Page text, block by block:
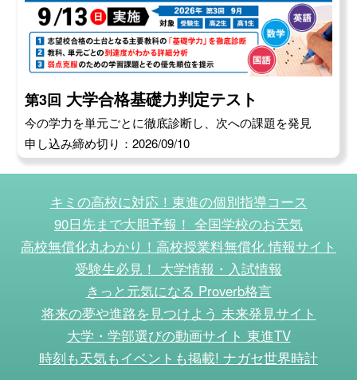
第3回 大学合格基礎力判定テスト
今の学力を単元ごとに徹底診断し、次への課題を発見
申し込み締め切り：2026/09/10
キミの高校に対応！東進の個別指導コース
90日先まで大胆予報！ 全国学校のお天気
高校無償化丸わかり！高校授業料無償化 情報サイト
受験生必見！ 大学情報・入試情報
きっと元気になる Proverb格言
将来の夢や進路を見つけよう 未来発見サイト
大学・学部選びの動画サイト 東進TV
時刻も天気もイベントも掲載! ナガセ世界時計